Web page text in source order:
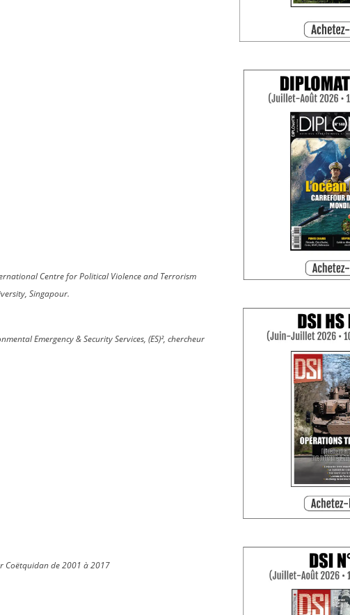
Centre for Political Violence and Terrorism
Singapour.
Emergency & Security Services, (ES)², chercheur
Coëtquidan de 2001 à 2017